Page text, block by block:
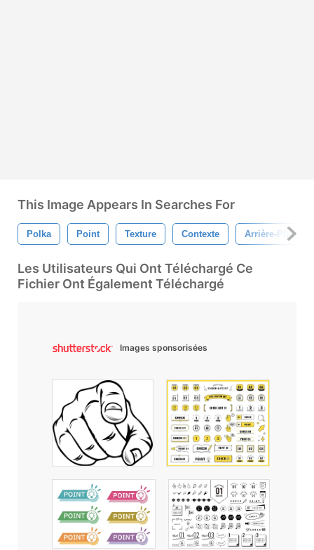
This Image Appears In Searches For
Polka Point Texture Contexte Arrière-Plans
Les Utilisateurs Qui Ont Téléchargé Ce
Fichier Ont Également Téléchargé
Images sponsorisées